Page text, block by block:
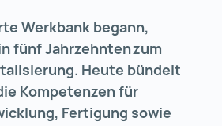
Werkbank begann,
fünf Jahrzehnten zum
Heute bündelt
Kompetenzen für
Fertigung sowie